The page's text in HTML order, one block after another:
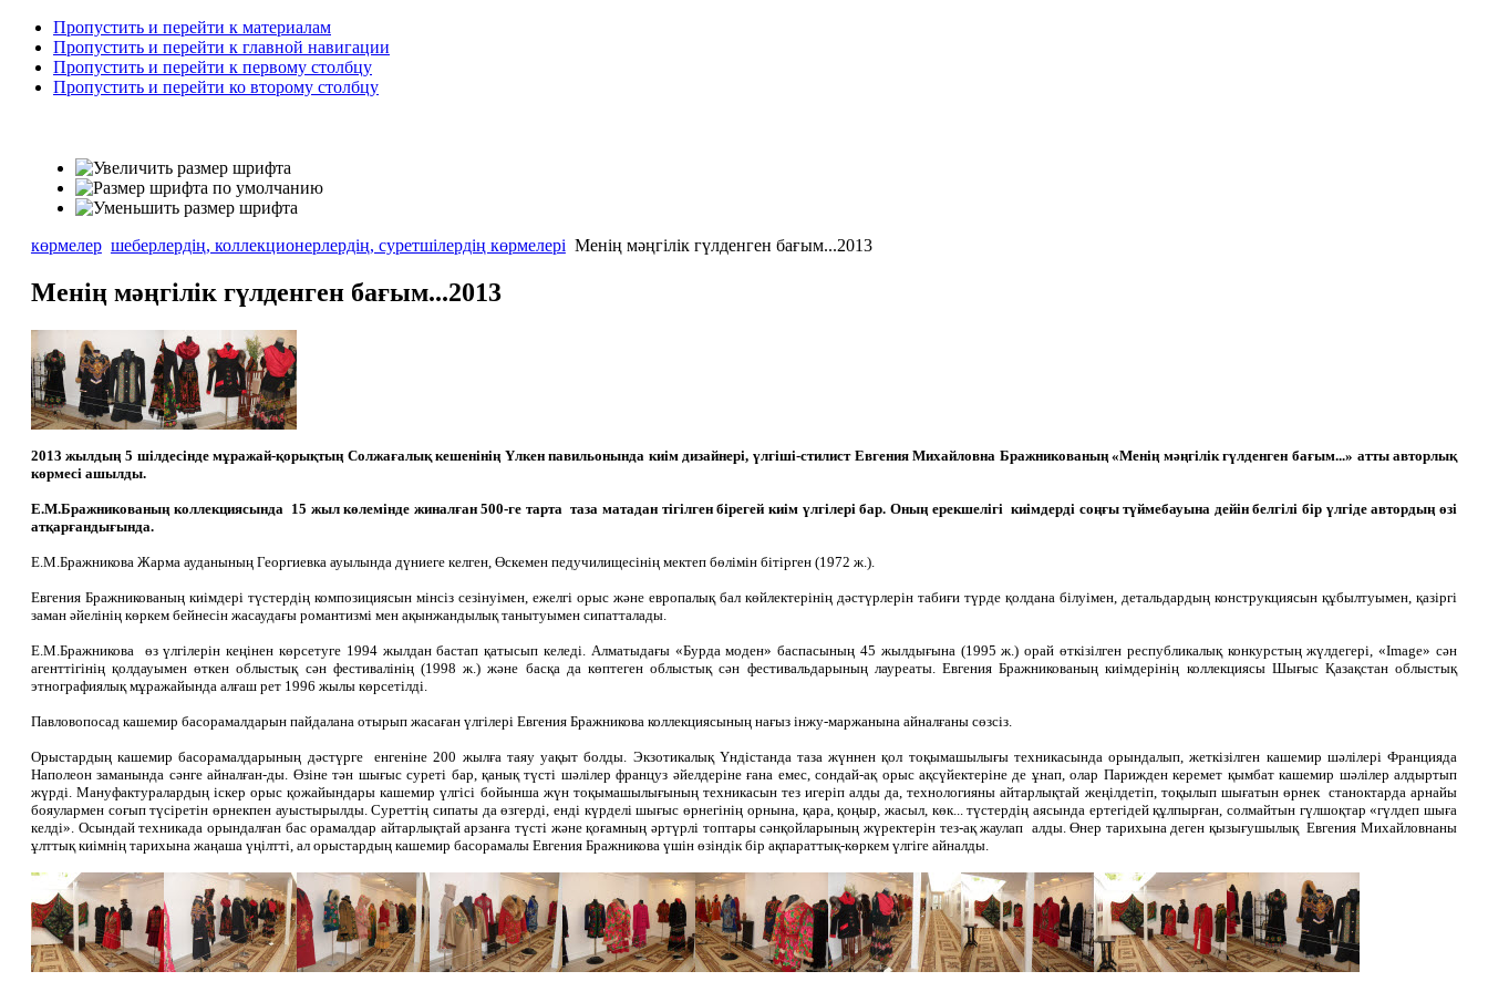
Пропустить и перейти к материалам
Пропустить и перейти к главной навигации
Пропустить и перейти к первому столбцу
Пропустить и перейти ко второму столбцу
көрмелер шеберлердің, коллекционерлердің, суретшілердің көрмелері Менің мәңгілік гүлденген бағым...2013
Менің мәңгілік гүлденген бағым...2013
2013 жылдың 5 шілдесінде мұражай-қорықтың Солжағалық кешенінің Үлкен павильонында киім дизайнері, үлгіші-стилист Евгения Михайловна Бражникованың «Менің мәңгілік гүлденген бағым...» атты авторлық
көрмесі ашылды.
Е.М.Бражникованың коллекциясында 15 жыл көлемінде жиналған 500-ге тарта таза матадан тігілген бірегей киім үлгілері бар. Оның ерекшелігі киімдерді соңғы түймебауына дейін белгілі бір үлгіде автордың өзі
атқарғандығында.
Е.М.Бражникова Жарма ауданының Георгиевка ауылында дүниеге келген, Өскемен педучилищесінің мектеп бөлімін бітірген (1972 ж.).
Евгения Бражникованың киімдері түстердің композициясын мінсіз сезінуімен, ежелгі орыс және европалық бал көйлектерінің дәстүрлерін табиғи түрде қолдана білуімен, детальдардың конструкциясын құбылтуымен, қазіргі
заман әйелінің көркем бейнесін жасаудағы романтизмі мен ақынжандылық танытуымен сипатталады.
Е.М.Бражникова өз үлгілерін кеңінен көрсетуге 1994 жылдан бастап қатысып келеді. Алматыдағы «Бурда моден» баспасының 45 жылдығына (1995 ж.) орай өткізілген республикалық конкурстың жүлдегері, «Image» сән
агенттігінің қолдауымен өткен облыстық сән фестивалінің (1998 ж.) және басқа да көптеген облыстық сән фестивальдарының лауреаты. Евгения Бражникованың киімдерінің коллекциясы Шығыс Қазақстан облыстық
этнографиялық мұражайында алғаш рет 1996 жылы көрсетілді.
Павловопосад кашемир басорамалдарын пайдалана отырып жасаған үлгілері Евгения Бражникова коллекциясының нағыз інжу-маржанына айналғаны сөзсіз.
Орыстардың кашемир басорамалдарының дәстүрге енгеніне 200 жылға таяу уақыт болды. Экзотикалық Үндістанда таза жүннен қол тоқымашылығы техникасында орындалып, жеткізілген кашемир шәлілері Францияда
Наполеон заманында сәнге айналған-ды. Өзіне тән шығыс суреті бар, қанық түсті шәлілер француз әйелдеріне ғана емес, сондай-ақ орыс ақсүйектеріне де ұнап, олар Парижден керемет қымбат кашемир шәлілер алдыртып
жүрді. Мануфактуралардың іскер орыс қожайындары кашемир үлгісі бойынша жүн тоқымашылығының техникасын тез игеріп алды да, технологияны айтарлықтай жеңілдетіп, тоқылып шығатын өрнек станоктарда арнайы
бояулармен соғып түсіретін өрнекпен ауыстырылды. Суреттің сипаты да өзгерді, енді күрделі шығыс өрнегінің орнына, қара, қоңыр, жасыл, көк... түстердің аясында ертегідей құлпырған, солмайтын гүлшоқтар «гүлдеп шыға
келді». Осындай техникада орындалған бас орамалдар айтарлықтай арзанға түсті және қоғамның әртүрлі топтары сәнқойларының жүректерін тез-ақ жаулап алды. Өнер тарихына деген қызығушылық Евгения Михайловнаны
ұлттық киімнің тарихына жаңаша үңілтті, ал орыстардың кашемир басорамалы Евгения Бражникова үшін өзіндік бір ақпараттық-көркем үлгіге айналды.